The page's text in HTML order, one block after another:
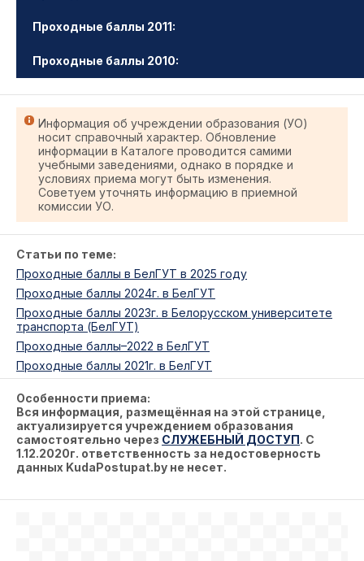
Проходные баллы 2011:
Проходные баллы 2010:
Информация об учреждении образования (УО)
носит справочный характер. Обновление
информации в Каталоге проводится самими
учебными заведениями, однако в порядке и
условиях приема могут быть изменения.
Советуем уточнять информацию в приемной
комиссии УО.
Статьи по теме:
Проходные баллы в БелГУТ в 2025 году
Проходные баллы 2024г. в БелГУТ
Проходные баллы 2023г. в Белорусском университете
транспорта (БелГУТ)
Проходные баллы–2022 в БелГУТ
Проходные баллы 2021г. в БелГУТ
Особенности приема:
Вся информация, размещённая на этой странице,
актуализируется учреждением образования
самостоятельно через СЛУЖЕБНЫЙ ДОСТУП. С
1.12.2020г. ответственность за недостоверность
данных KudaPostupat.by не несет.